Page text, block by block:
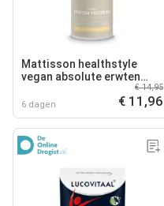
Mattisson healthstyle
vegan absolute erwten
proteïne poeder vanille
6 dagen
€ 14,95
€ 11,96